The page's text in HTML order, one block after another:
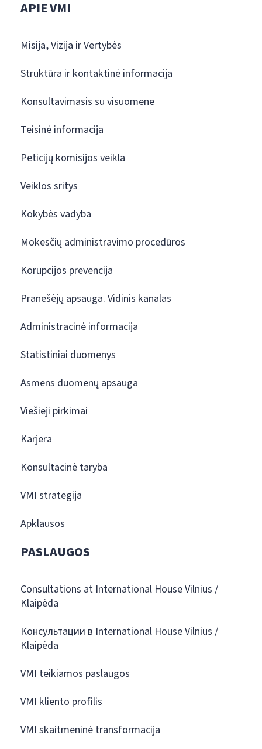
APIE VMI
Misija, Vizija ir Vertybės
Struktūra ir kontaktinė informacija
Konsultavimasis su visuomene
Teisinė informacija
Peticijų komisijos veikla
Veiklos sritys
Kokybės vadyba
Mokesčių administravimo procedūros
Korupcijos prevencija
Pranešėjų apsauga. Vidinis kanalas
Administracinė informacija
Statistiniai duomenys
Asmens duomenų apsauga
Viešieji pirkimai
Karjera
Konsultacinė taryba
VMI strategija
Apklausos
PASLAUGOS
Consultations at International House Vilnius /
Klaipėda
Консультации в International House Vilnius /
Klaipėda
VMI teikiamos paslaugos
VMI kliento profilis
VMI skaitmeninė transformacija